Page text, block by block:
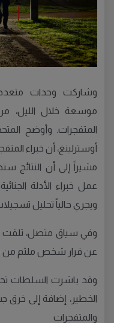
وشاركت وحدات
موسعة خلال الليل،
المتفجرات. وأوضح
أوسترلينغ، أن خبراء
مشيراً إلى أن النتائج
عمل خبراء الأدلة
ويجري حالياً تحليل
وفي سياق متصل،
عن فرار شخص ملثم من
وقد باشرت السلطات
الخطير، إضافة إلى خرق
والمتفجرات